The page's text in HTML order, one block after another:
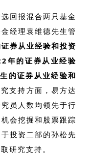
回报混合两只基金
经理袁维德先生管
券从业经验和投资
年的证券从业经验
的证券从业经验和
支持方面，易方达
员人数均领先于行
会挖掘和股票跟踪
投资二部的孙松先
研究支持。